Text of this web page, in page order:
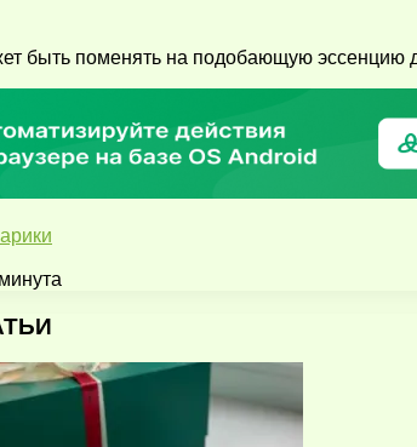
быть поменять на подобающую эссенцию